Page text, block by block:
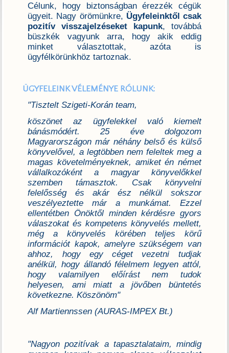
Célunk, hogy biztonságban érezzék cégük
ügyeit. Nagy örömünkre, Ügyfeleinktől csak
pozitív visszajelzéseket kapunk, továbbá
büszkék vagyunk arra, hogy akik eddig
minket választottak, azóta is
ügyfélkörünkhöz tartoznak.
ÜGYFELEINK VÉLEMÉNYE RÓLUNK:
"Tisztelt Szigeti-Korán team,
köszönet az ügyfelekkel való kiemelt
bánásmódért. 25 éve dolgozom
Magyarországon már néhány belső és külső
könyvelővel, a legtöbben nem feleltek meg a
magas követelményeknek, amiket én német
vállalkozóként a magyar könyvelőkkel
szemben támasztok. Csak könyvelni
felelősség és akár ész nélkül sokszor
veszélyeztette már a munkámat. Ezzel
ellentétben Önöktől minden kérdésre gyors
válaszokat és kompetens könyvelés mellett,
még a könyvelés körében teljes körű
információt kapok, amelyre szükségem van
ahhoz, hogy egy céget vezetni tudjak
anélkül, hogy állandó félelmem legyen attól,
hogy valamilyen előírást nem tudok
helyesen, ami miatt a jövőben büntetés
következne. Köszönöm"
Alf Martiennssen (AURAS-IMPEX Bt.)
"Nagyon pozitívak a tapasztalataim, mindig